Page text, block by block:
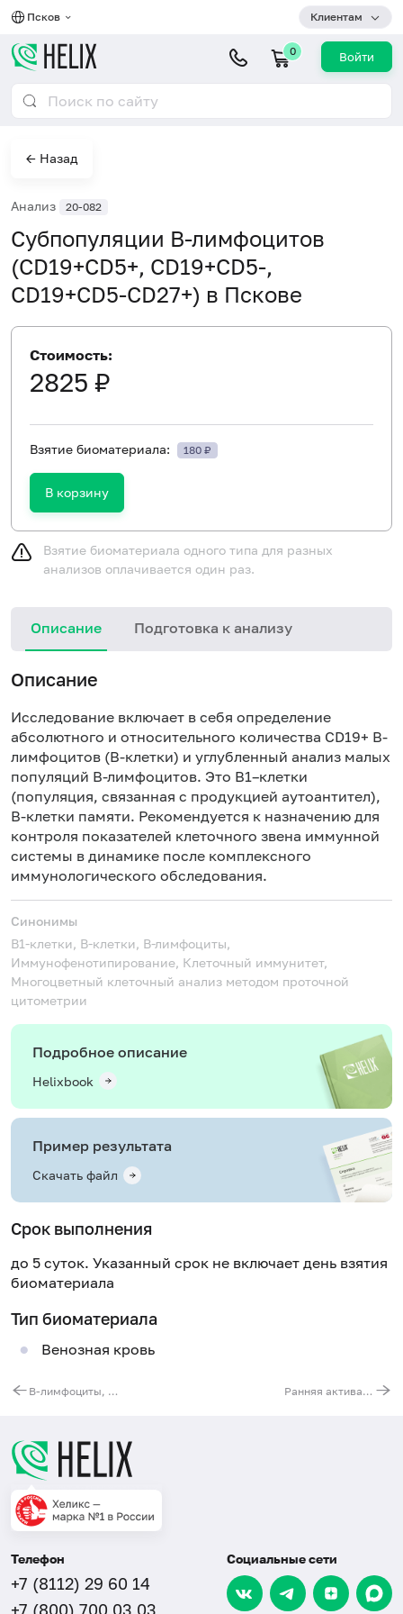
Псков Клиентам
0 Войти
← Назад
Анализ 20-082
Субпопуляции В-лимфоцитов
(CD19+CD5+, CD19+CD5-,
CD19+CD5-CD27+) в Пскове
Стоимость:
2825 ₽
Взятие биоматериала: 180 ₽
В корзину
Взятие биоматериала одного типа для разных
анализов оплачивается один раз.
Описание Подготовка к анализу
Описание
Исследование включает в себя определение
абсолютного и относительного количества CD19+ B-
лимфоцитов (B-клетки) и углубленный анализ малых
популяций В-лимфоцитов. Это В1–клетки
(популяция, связанная с продукцией аутоантител),
В-клетки памяти. Рекомендуется к назначению для
контроля показателей клеточного звена иммунной
системы в динамике после комплексного
иммунологического обследования.
Синонимы
В1-клетки, В-клетки, В-лимфоциты,
Иммунофенотипирование, Клеточный иммунитет,
Многоцветный клеточный анализ методом проточной
цитометрии
Подробное описание
Helixbook
Пример результата
Скачать файл
Срок выполнения
до 5 суток. Указанный срок не включает день взятия
биоматериала
Тип биоматериала
Венозная кровь
В-лимфоциты, % и абсолютное количество (CD19+ лимфоциты, B-cells, Percent and Absolute) Ранняя активация Т-клеток и Т-регуляторные лимфоциты
Телефон
+7 (8112) 29 60 14
+7 (800) 700 03 03
Социальные сети